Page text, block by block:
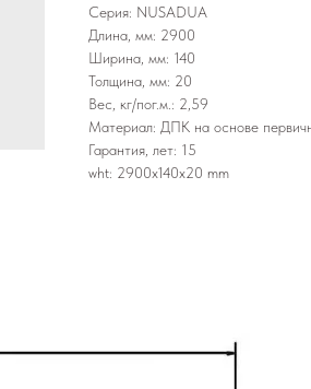
Серия: NUSADUA
Длина, мм: 2900
Ширина, мм: 140
Толщина, мм: 20
Вес, кг/пог.м.: 2,59
Материал: ДПК на основе
Гарантия, лет: 15
wht: 2900x140x20 mm